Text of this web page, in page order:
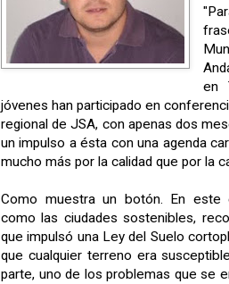
en
jóvenes han participado en
regional de JSA, con apenas dos
un impulso a ésta con una agenda
mucho más por la calidad que por la
Como muestra un botón. En este
como las ciudades sostenibles,
que impulsó una Ley del Suelo
que cualquier terreno era
parte, uno de los problemas que se